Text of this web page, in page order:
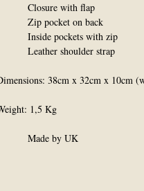
Closure with flap
Zip pocket on back
Inside pockets with zip
Leather shoulder strap
38cm x 32cm x 10cm
1,5 Kg
Made by UK